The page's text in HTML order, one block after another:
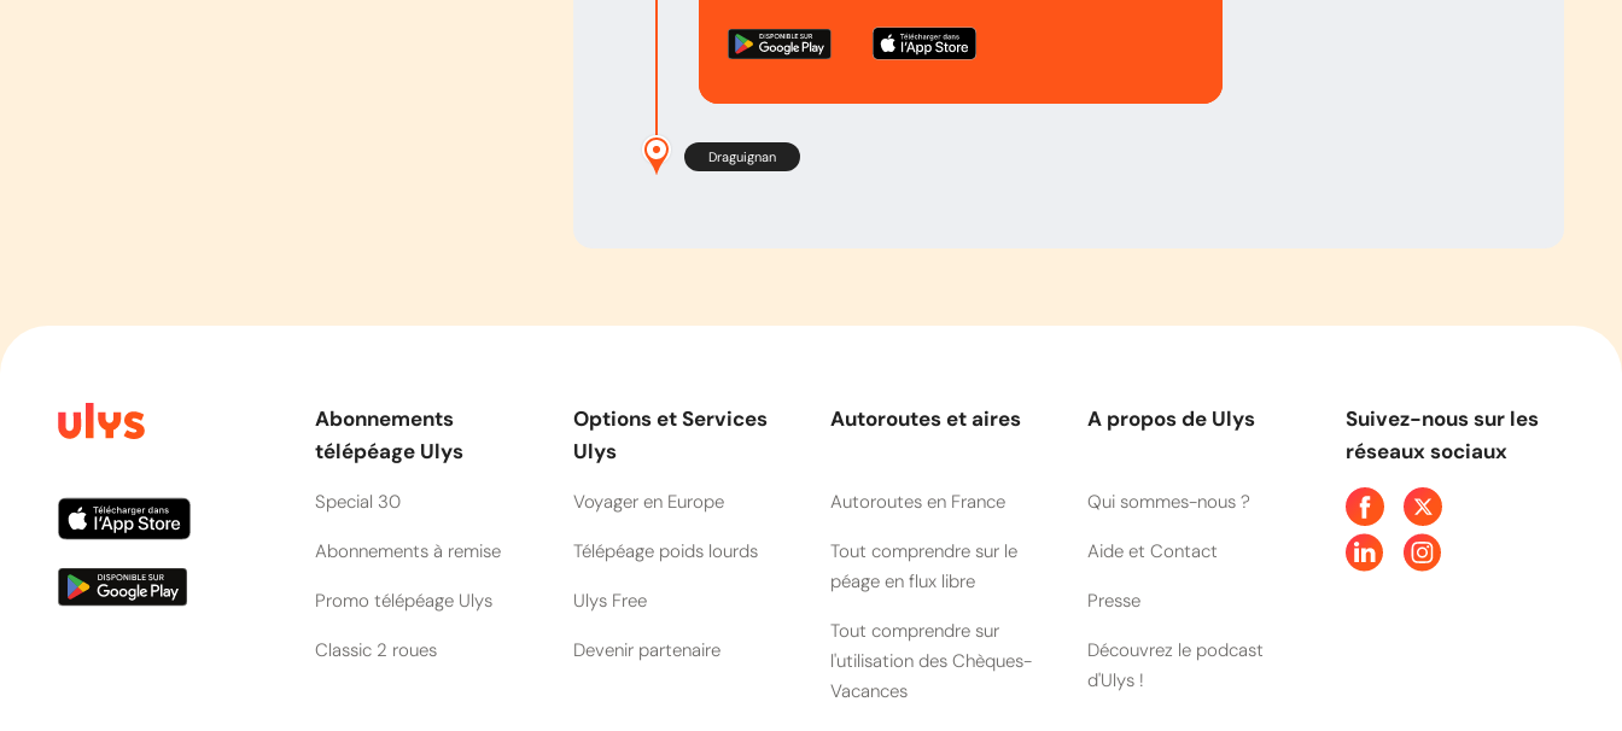
Draguignan
Abonnements
télépéage Ulys
Special 30
Abonnements à remise
Promo télépéage Ulys
Classic 2 roues
Options et Services
Ulys
Voyager en Europe
Télépéage poids lourds
Ulys Free
Devenir partenaire
Autoroutes et aires
Autoroutes en France
Tout comprendre sur le
péage en flux libre
Tout comprendre sur
l'utilisation des Chèques-
Vacances
A propos de Ulys
Qui sommes-nous ?
Aide et Contact
Presse
Découvrez le podcast
d'Ulys !
Suivez-nous sur les
réseaux sociaux